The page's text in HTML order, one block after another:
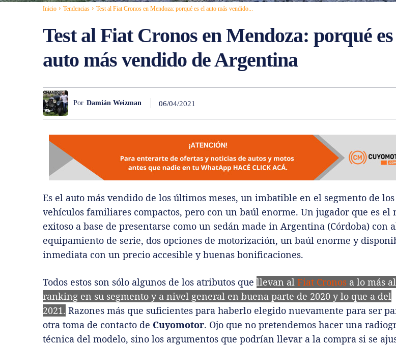
Inicio Tendencias Test al Fiat Cronos en Mendoza: porqué es el auto más vendido...
Test al Fiat Cronos en Mendoza: porqué
auto más vendido de Argentina
Por Damián Weizman 06/04/2021
Es el auto más vendido de los últimos meses, un imbatible en el segmento de los
vehículos familiares compactos, pero con un baúl enorme. Un jugador que es el
exitoso a base de presentarse como un sedán made in Argentina (Córdoba) con
equipamiento de serie, dos opciones de motorización, un baúl enorme y
inmediata con un precio accesible y buenas bonificaciones.
Todos estos son sólo algunos de los atributos que llevan al Fiat Cronos a lo más
ranking en su segmento y a nivel general en buena parte de 2020 y lo que a del
2021. Razones más que suficientes para haberlo elegido nuevamente para ser
otra toma de contacto de Cuyomotor. Ojo que no pretendemos hacer una
técnica del modelo, sino los argumentos que podrían llevar a la compra si se